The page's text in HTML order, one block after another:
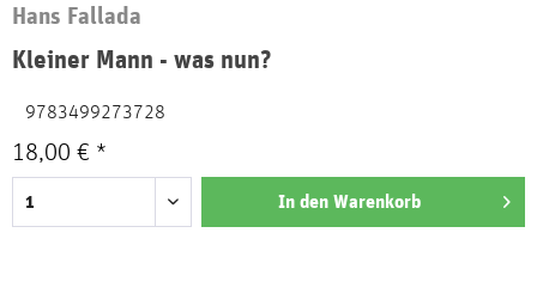
Hans Fallada
Kleiner Mann - was nun?
9783499273728
18,00 € *
In den Warenkorb